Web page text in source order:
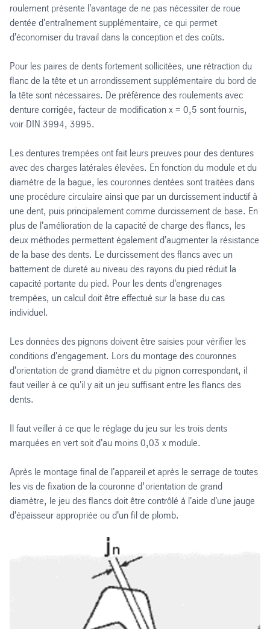
roulement présente l'avantage de ne pas nécessiter de roue
dentée d'entraînement supplémentaire, ce qui permet
d'économiser du travail dans la conception et des coûts.
Pour les paires de dents fortement sollicitées, une rétraction du
flanc de la tête et un arrondissement supplémentaire du bord de
la tête sont nécessaires. De préférence des roulements avec
denture corrigée, facteur de modification x = 0,5 sont fournis,
voir DIN 3994, 3995.
Les dentures trempées ont fait leurs preuves pour des dentures
avec des charges latérales élevées. En fonction du module et du
diamètre de la bague, les couronnes dentées sont traitées dans
une procédure circulaire ainsi que par un durcissement inductif à
une dent, puis principalement comme durcissement de base. En
plus de l'amélioration de la capacité de charge des flancs, les
deux méthodes permettent également d'augmenter la résistance
de la base des dents. Le durcissement des flancs avec un
battement de dureté au niveau des rayons du pied réduit la
capacité portante du pied. Pour les dents d'engrenages
trempées, un calcul doit être effectué sur la base du cas
individuel.
Les données des pignons doivent être saisies pour vérifier les
conditions d'engagement. Lors du montage des couronnes
d'orientation de grand diamètre et du pignon correspondant, il
faut veiller à ce qu'il y ait un jeu suffisant entre les flancs des
dents.
Il faut veiller à ce que le réglage du jeu sur les trois dents
marquées en vert soit d'au moins 0,03 x module.
Après le montage final de l'appareil et après le serrage de toutes
les vis de fixation de la couronne d’orientation de grand
diamètre, le jeu des flancs doit être contrôlé à l'aide d'une jauge
d'épaisseur appropriée ou d'un fil de plomb.